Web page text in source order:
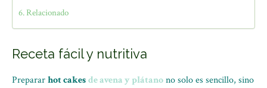
Relacionado
Receta fácil y nutritiva
Prepararhot cakesde avena y plátanono solo es sencillo, sino